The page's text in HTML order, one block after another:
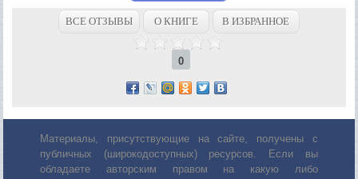
ВСЕ ОТЗЫВЫ О КНИГЕ В ИЗБРАННОЕ
0
Материалы, присутствующие на сайте, получены с
публичных (широкодоступных) ресурсов. Если вы
обладаете авторским правом на какую либо